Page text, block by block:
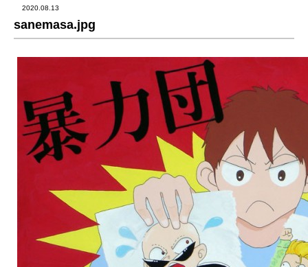
2020.08.13
sanemasa.jpg